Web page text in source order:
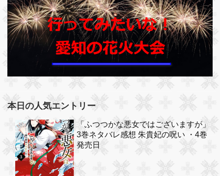
本日の人気エントリー
「ふつつかな悪女ではございますが」
3巻ネタバレ感想 朱貴妃の呪い ・4巻
発売日